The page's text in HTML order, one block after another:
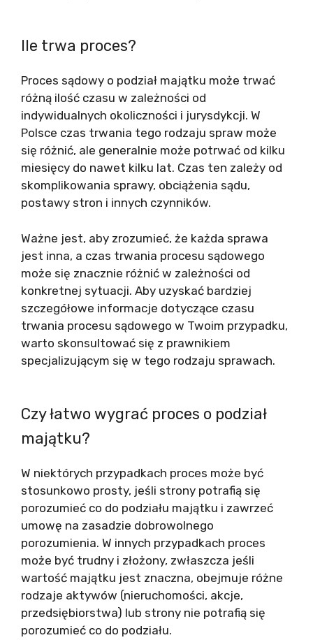
Ile trwa proces?
Proces sądowy o podział majątku może trwać
różną ilość czasu w zależności od
indywidualnych okoliczności i jurysdykcji. W
Polsce czas trwania tego rodzaju spraw może
się różnić, ale generalnie może potrwać od kilku
miesięcy do nawet kilku lat. Czas ten zależy od
skomplikowania sprawy, obciążenia sądu,
postawy stron i innych czynników.
Ważne jest, aby zrozumieć, że każda sprawa
jest inna, a czas trwania procesu sądowego
może się znacznie różnić w zależności od
konkretnej sytuacji. Aby uzyskać bardziej
szczegółowe informacje dotyczące czasu
trwania procesu sądowego w Twoim przypadku,
warto skonsultować się z prawnikiem
specjalizującym się w tego rodzaju sprawach.
Czy łatwo wygrać proces o podział
majątku?
W niektórych przypadkach proces może być
stosunkowo prosty, jeśli strony potrafią się
porozumieć co do podziału majątku i zawrzeć
umowę na zasadzie dobrowolnego
porozumienia. W innych przypadkach proces
może być trudny i złożony, zwłaszcza jeśli
wartość majątku jest znaczna, obejmuje różne
rodzaje aktywów (nieruchomości, akcje,
przedsiębiorstwa) lub strony nie potrafią się
porozumieć co do podziału.